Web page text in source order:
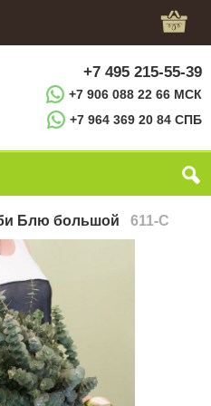
+7 495 215-55-39
+7 906 088 22 66 МСК
+7 964 369 20 84 СПБ
Блю большой 611-C